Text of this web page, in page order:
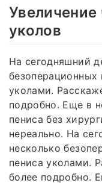
уколов
На сегодняшний
безоперационных
уколами.
подробно. Еще в
пениса без
нереально. На
несколько
пениса уколами.
более подробно.